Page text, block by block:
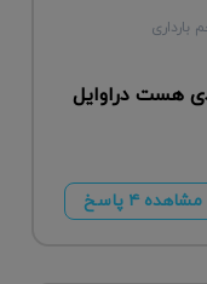
هست دراوایل
مشاهده ۴ پاسخ